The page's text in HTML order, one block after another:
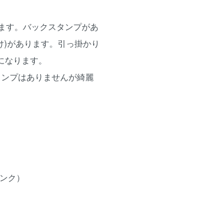
す。バックスタンプがあ
があります。引っ掛かり
ります。
プはありませんが綺麗
ク）